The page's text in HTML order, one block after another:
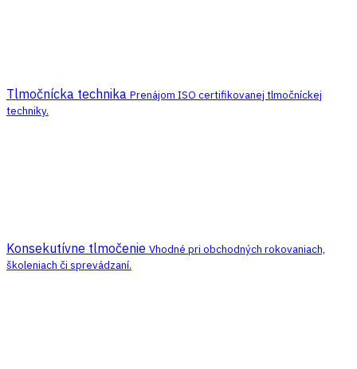
Tlmočnícka technika Prenájom ISO certifikovanej tlmočníckej
techniky.
Konsekutívne tlmočenie Vhodné pri obchodných rokovaniach,
školeniach či sprevádzaní.